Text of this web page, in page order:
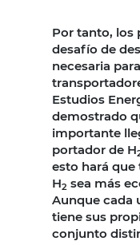
Por tanto, los
desafío de
necesaria
Estudios
demostrado
importante
portador de H
esto hará que
H2 sea más
Aunque cada
tiene sus
conjunto